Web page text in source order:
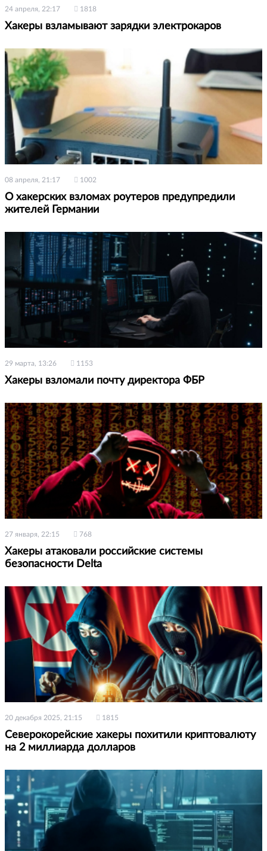
24 апреля, 22:17 1818
Хакеры взламывают зарядки электрокаров
08 апреля, 21:17 1002
О хакерских взломах роутеров предупредили
жителей Германии
29 марта, 13:26 1153
Хакеры взломали почту директора ФБР
27 января, 22:15 768
Хакеры атаковали российские системы
безопасности Delta
20 декабря 2025, 21:15 1815
Северокорейские хакеры похитили криптовалюту
на 2 миллиарда долларов